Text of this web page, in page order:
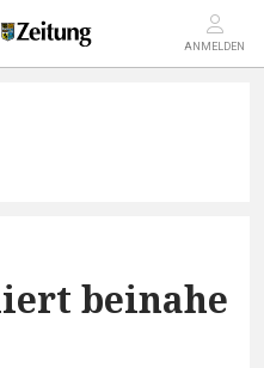
ANMELDEN
beinahe